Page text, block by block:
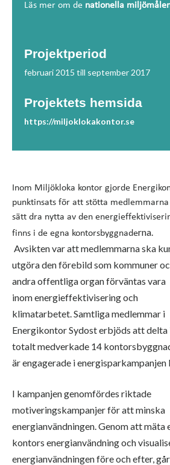
Läs mer om de nationella
Projektperiod
februari 2015 till september 2017
Projektets hemsida
https://miljoklokakontor.se
Inom Miljökloka kontor gjorde
punktinsats för att stötta
sätt dra nytta av den
finns i de egna kontorsbyggnaderna.
Avsikten var att medlemmarna ska
utgöra den förebild som kommuner
andra offentliga organ förväntas vara
inom energieffektivisering och
klimatarbetet. Samtliga medlemmar i
Energikontor Sydost erbjöds att delta
totalt medverkade 14
är engagerade i
I kampanjen genomfördes riktade
motiveringskampanjer för att minska
energianvändningen. Genom att mäta
kontors energianvändning och
energianvändningen före och efter,